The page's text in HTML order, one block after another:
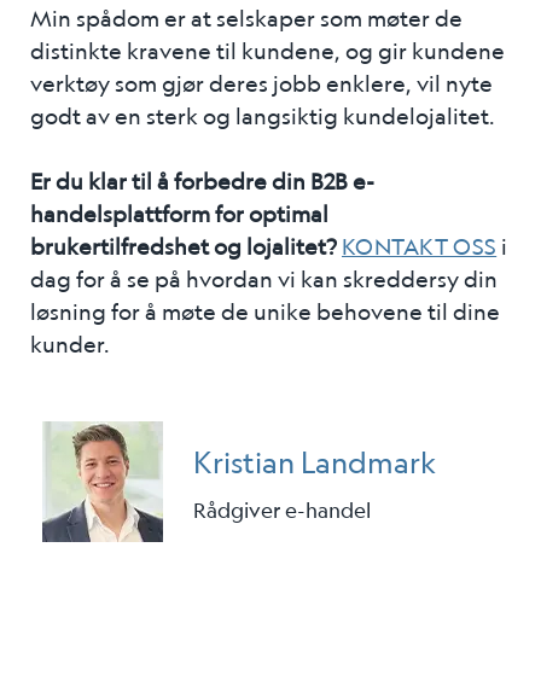
Min spådom er at selskaper som møter de
distinkte kravene til kundene, og gir kundene
verktøy som gjør deres jobb enklere, vil nyte
godt av en sterk og langsiktig kundelojalitet.
Er du klar til å forbedre din B2B e-
handelsplattform for optimal
brukertilfredshet og lojalitet? KONTAKT OSS i
dag for å se på hvordan vi kan skreddersy din
løsning for å møte de unike behovene til dine
kunder.
Kristian Landmark
Rådgiver e-handel